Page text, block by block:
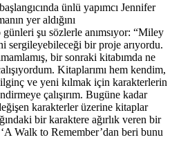
ünlü yapımcı Jennifer
yer aldığını
şu sözlerle anımsıyor: “Miley
sergileyebileceği bir proje arıyordu.
bir sonraki kitabımda ne
Kitaplarımı hem kendim,
ilginç ve yeni kılmak için karakterlerin
çalışırım. Bugüne kadar
karakterler üzerine kitaplar
bir karaktere ağırlık veren bir
Walk to Remember’dan beri bunu